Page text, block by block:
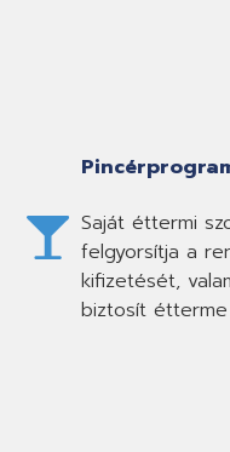
Saját éttermi
felgyorsítja a
kifizetését,
biztosít étterme